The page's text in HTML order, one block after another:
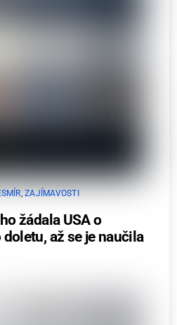
,ZAJÍMAVOSTI
žádala USA o
až se je naučila